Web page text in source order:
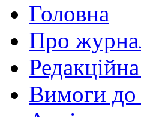
Головна
Про
Вимоги до